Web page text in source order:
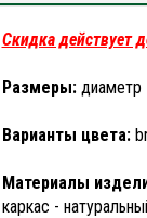
Скидка действует
Размеры: диаметр
Варианты цвета:
Материалы
каркас -